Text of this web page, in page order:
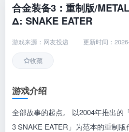
合金装备3：重制版/
Δ: SNAKE EATER
游戏来源：网友投递 更新时间：
收藏
游戏介绍
全部故事的起点。 以2004年推出的
3 SNAKE EATER」为范本的重制